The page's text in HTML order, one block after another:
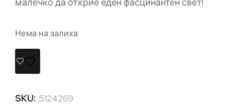
Нема на залиха
SKU: 5124269